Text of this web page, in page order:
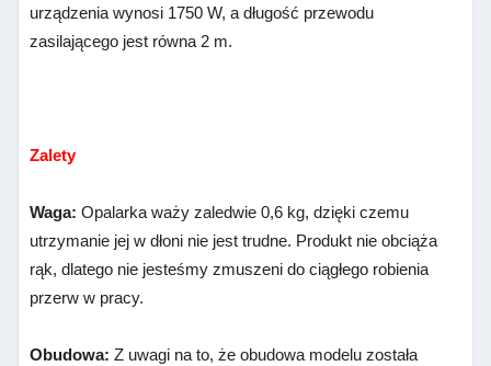
urządzenia wynosi 1750 W, a długość przewodu
zasilającego jest równa 2 m.
Zalety
Waga: Opalarka waży zaledwie 0,6 kg, dzięki czemu
utrzymanie jej w dłoni nie jest trudne. Produkt nie obciąża
rąk, dlatego nie jesteśmy zmuszeni do ciągłego robienia
przerw w pracy.
Obudowa: Z uwagi na to, że obudowa modelu została